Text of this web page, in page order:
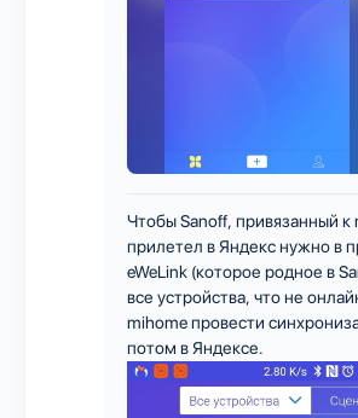
Чтобы Sanoff, привязанный к
прилетел в Яндекс нужно в
eWeLink (которое родное в
все устройства, что не
mihome провести
потом в Яндексе.